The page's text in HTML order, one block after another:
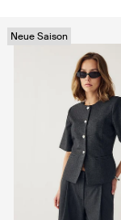
Neue Saison